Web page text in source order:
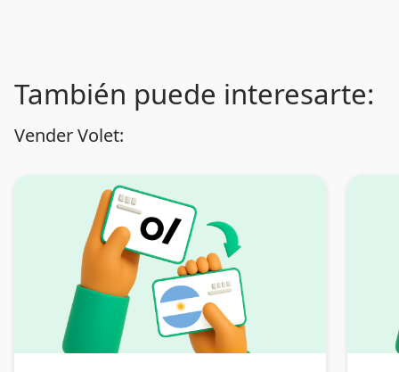
También puede interesarte:
Vender Volet: